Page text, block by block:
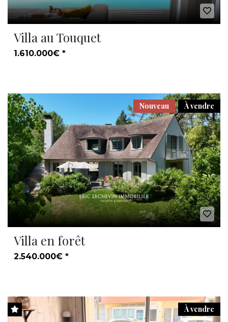
Villa au Touquet
1.610.000€ *
À vendre
Nouveau
Villa en forêt
2.540.000€ *
À vendre